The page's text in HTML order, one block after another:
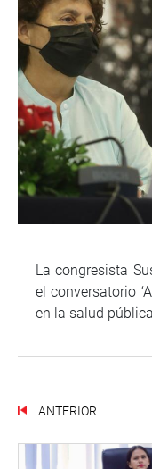
La congresista
el conversatorio
en la salud
ANTERIOR